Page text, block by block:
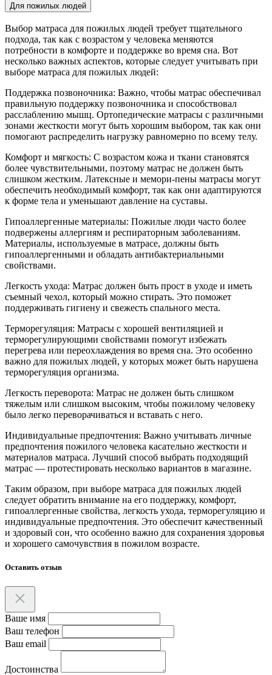
Для пожилых людей
Выбор матраса для пожилых людей требует тщательного
подхода, так как с возрастом у человека меняются
потребности в комфорте и поддержке во время сна. Вот
несколько важных аспектов, которые следует учитывать при
выборе матраса для пожилых людей:
Поддержка позвоночника: Важно, чтобы матрас обеспечивал
правильную поддержку позвоночника и способствовал
расслаблению мышц. Ортопедические матрасы с различными
зонами жесткости могут быть хорошим выбором, так как они
помогают распределить нагрузку равномерно по всему телу.
Комфорт и мягкость: С возрастом кожа и ткани становятся
более чувствительными, поэтому матрас не должен быть
слишком жестким. Латексные и мемори-пены матрасы могут
обеспечить необходимый комфорт, так как они адаптируются
к форме тела и уменьшают давление на суставы.
Гипоаллергенные материалы: Пожилые люди часто более
подвержены аллергиям и респираторным заболеваниям.
Материалы, используемые в матрасе, должны быть
гипоаллергенными и обладать антибактериальными
свойствами.
Легкость ухода: Матрас должен быть прост в уходе и иметь
съемный чехол, который можно стирать. Это поможет
поддерживать гигиену и свежесть спального места.
Терморегуляция: Матрасы с хорошей вентиляцией и
терморегулирующими свойствами помогут избежать
перегрева или переохлаждения во время сна. Это особенно
важно для пожилых людей, у которых может быть нарушена
терморегуляция организма.
Легкость переворота: Матрас не должен быть слишком
тяжелым или слишком высоким, чтобы пожилому человеку
было легко переворачиваться и вставать с него.
Индивидуальные предпочтения: Важно учитывать личные
предпочтения пожилого человека касательно жесткости и
материалов матраса. Лучший способ выбрать подходящий
матрас — протестировать несколько вариантов в магазине.
Таким образом, при выборе матраса для пожилых людей
следует обратить внимание на его поддержку, комфорт,
гипоаллергенные свойства, легкость ухода, терморегуляцию и
индивидуальные предпочтения. Это обеспечит качественный
и здоровый сон, что особенно важно для сохранения здоровья
и хорошего самочувствия в пожилом возрасте.
Оставить отзыв
Ваше имя
Ваш телефон
Ваш email
Достоинства